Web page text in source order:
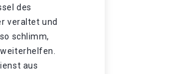
des
veraltet und
schlimm,
aus